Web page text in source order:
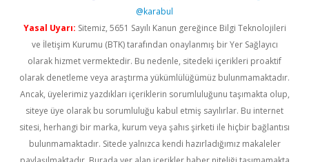
@karabul
Yasal Uyarı: Sitemiz, 5651 Sayılı Kanun gereğince Bilgi Teknolojileri
ve İletişim Kurumu (BTK) tarafından onaylanmış bir Yer Sağlayıcı
olarak hizmet vermektedir. Bu nedenle, sitedeki içerikleri proaktif
olarak denetleme veya araştırma yükümlülüğümüz bulunmamaktadır.
Ancak, üyelerimiz yazdıkları içeriklerin sorumluluğunu taşımakta olup,
siteye üye olarak bu sorumluluğu kabul etmiş sayılırlar. Bu internet
sitesi, herhangi bir marka, kurum veya şahıs şirketi ile hiçbir bağlantısı
bulunmamaktadır. Sitede yalnızca kendi hazırladığımız makaleler